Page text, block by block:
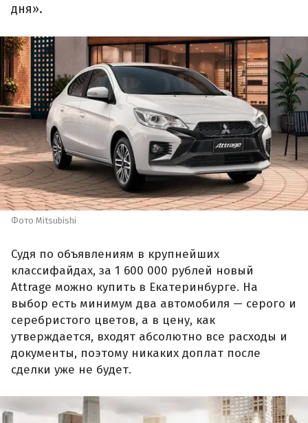
дня».
Фото Mitsubishi
Судя по объявлениям в крупнейших
классифайдах, за 1 600 000 рублей новый
Attrage можно купить в Екатеринбурге. На
выбор есть минимум два автомобиля — серого и
серебристого цветов, а в цену, как
утверждается, входят абсолютно все расходы и
документы, поэтому никаких доплат после
сделки уже не будет.